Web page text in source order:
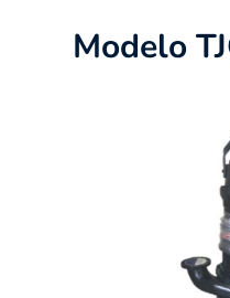
Modelo